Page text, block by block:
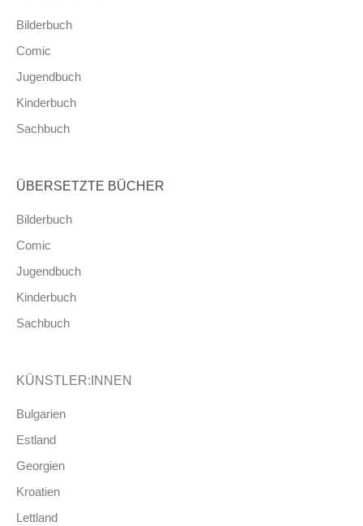
Bilderbuch
Comic
Jugendbuch
Kinderbuch
Sachbuch
ÜBERSETZTE BÜCHER
Bilderbuch
Comic
Jugendbuch
Kinderbuch
Sachbuch
KÜNSTLER:INNEN
Bulgarien
Estland
Georgien
Kroatien
Lettland